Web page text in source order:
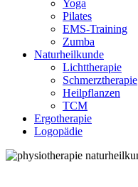
Yoga
Pilates
EMS-Training
Zumba
Naturheilkunde
Lichttherapie
Schmerztherapie
Heilpflanzen
TCM
Ergotherapie
Logopädie